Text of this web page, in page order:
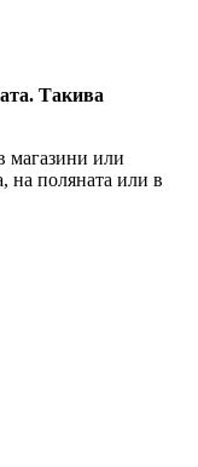
Такива
магазини или
на поляната или в